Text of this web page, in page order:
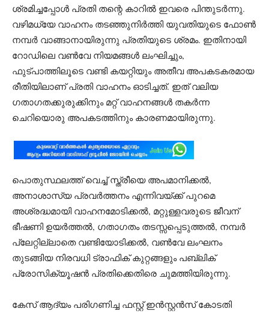
ശ്രമിച്ചപ്പോൾ പ്രതി തന്റെ കാറിൽ ഇവരെ പിന്തുടർന്നു.
വഴിമധ്യേ വാഹനം തടഞ്ഞുനിർത്തി യുവതിയുടെ ഫോൺ
നമ്പർ വാങ്ങാനായിരുന്നു പ്രതിയുടെ ശ്രമം. ഇതിനായി
റോഡിലെ വൺവേ നിയമങ്ങൾ ലംഘിച്ചും,
ഫുട്പാത്തിലൂടെ വണ്ടി കയറ്റിയും അതീവ അപകടകരമായ
രീതിയിലാണ് പ്രതി വാഹനം ഓടിച്ചത്. ഇത് വലിയ
ഗതാഗതക്കുരുക്കിനും മറ്റ് വാഹനങ്ങൾ തകർന്ന
ചെറിയൊരു അപകടത്തിനും കാരണമായിരുന്നു.
പൊതുസ്ഥലത്ത് വെച്ച് സ്ത്രീയെ അപമാനിക്കൽ,
അനാശാസ്യ പ്രവർത്തനം എന്നിവയ്ക്ക് പുറമെ
അശ്രദ്ധമായി വാഹനമോടിക്കൽ, മറ്റുള്ളവരുടെ ജീവന്
ഭീഷണി ഉയർത്തൽ, ഗതാഗതം തടസ്സപ്പെടുത്തൽ, നമ്പർ
പ്ലേറ്റില്ലാതെ വണ്ടിയോടിക്കൽ, വൺവേ ലംഘനം
തുടങ്ങിയ നിരവധി ട്രാഫിക് കുറ്റങ്ങളും പബ്ലിക്
പ്രോസിക്യൂഷൻ പ്രതിക്കെതിരെ ചുമത്തിയിരുന്നു.
കേസ് ആദ്യം പരിഗണിച്ച ഫസ്റ്റ് ഇൻസ്റ്റൻസ് കോടതി